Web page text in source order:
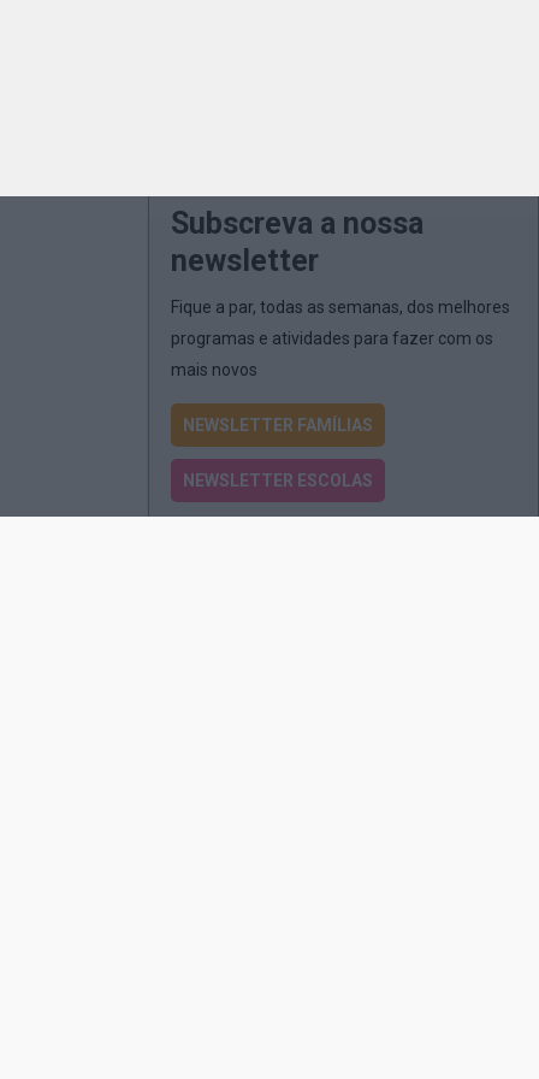
Subscreva a nossa
newsletter
Fique a par, todas as semanas, dos melhores
programas e atividades para fazer com os
mais novos
NEWSLETTER FAMÍLIAS
NEWSLETTER ESCOLAS